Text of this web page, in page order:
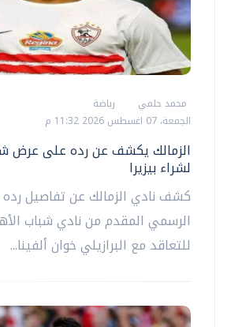
محمد حلمي
رياضة
الجمعة، 07 اغسطس 2026 11:32 م
الزمالك يكشف عن رده على عرض
لشراء بيزيرا
كشف نادي الزمالك عن تفاصيل
الرسمي المقدم من نادي شباب
للتعاقد مع البرازيلي خوان ألفينا...